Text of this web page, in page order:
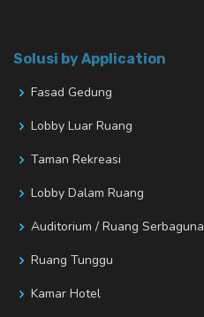
Solusi by Application
Fasad Gedung
Lobby Luar Ruang
Taman Rekreasi
Lobby Dalam Ruang
Auditorium / Ruang Serbaguna
Ruang Tunggu
Kamar Hotel